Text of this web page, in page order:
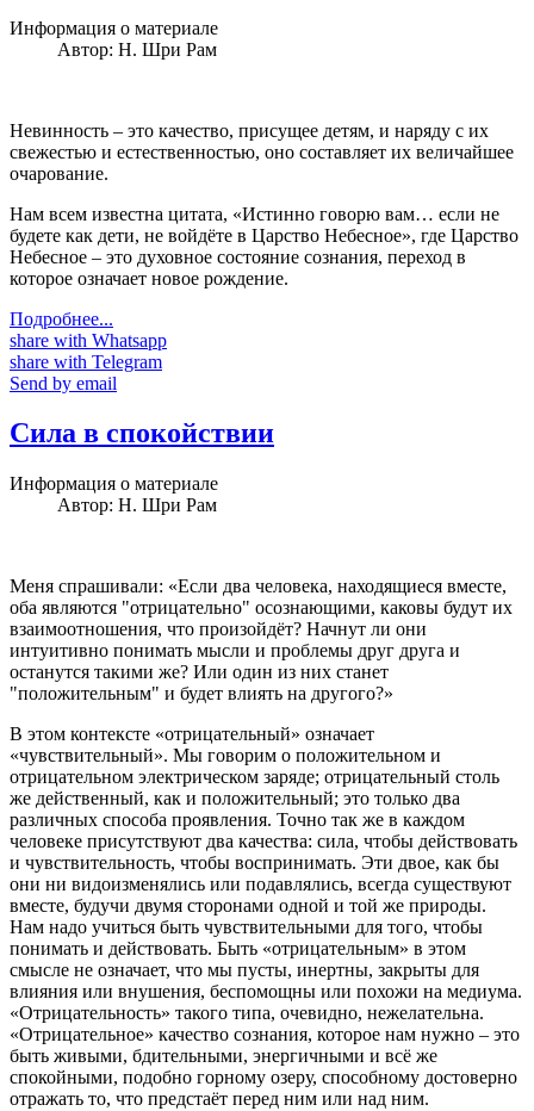
Информация о материале
Автор: Н. Шри Рам
Невинность – это качество, присущее детям, и наряду с их
свежестью и естественностью, оно составляет их величайшее
очарование.
Нам всем известна цитата, «Истинно говорю вам… если не
будете как дети, не войдёте в Царство Небесное», где Царство
Небесное – это духовное состояние сознания, переход в
которое означает новое рождение.
Подробнее...
share with Whatsapp
share with Telegram
Send by email
Сила в спокойствии
Информация о материале
Автор: Н. Шри Рам
Меня спрашивали: «Если два человека, находящиеся вместе,
оба являются "отрицательно" осознающими, каковы будут их
взаимоотношения, что произойдёт? Начнут ли они
интуитивно понимать мысли и проблемы друг друга и
останутся такими же? Или один из них станет
"положительным" и будет влиять на другого?»
В этом контексте «отрицательный» означает
«чувствительный». Мы говорим о положительном и
отрицательном электрическом заряде; отрицательный столь
же действенный, как и положительный; это только два
различных способа проявления. Точно так же в каждом
человеке присутствуют два качества: сила, чтобы действовать
и чувствительность, чтобы воспринимать. Эти двое, как бы
они ни видоизменялись или подавлялись, всегда существуют
вместе, будучи двумя сторонами одной и той же природы.
Нам надо учиться быть чувствительными для того, чтобы
понимать и действовать. Быть «отрицательным» в этом
смысле не означает, что мы пусты, инертны, закрыты для
влияния или внушения, беспомощны или похожи на медиума.
«Отрицательность» такого типа, очевидно, нежелательна.
«Отрицательное» качество сознания, которое нам нужно – это
быть живыми, бдительными, энергичными и всё же
спокойными, подобно горному озеру, способному достоверно
отражать то, что предстаёт перед ним или над ним.